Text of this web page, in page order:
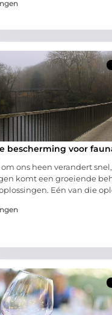
bescherming voor
ons heen verandert
komt een groeiende
Eén van die